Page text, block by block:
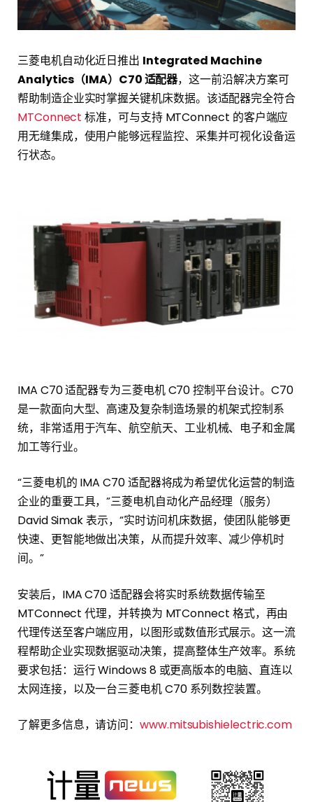
三菱电机自动化近日推出 Integrated Machine
Analytics（IMA）C70 适配器，这一前沿解决方案可
帮助制造企业实时掌握关键机床数据。该适配器完全符合
MTConnect 标准，可与支持 MTConnect 的客户端应
用无缝集成，使用户能够远程监控、采集并可视化设备运
行状态。
IMA C70 适配器专为三菱电机 C70 控制平台设计。C70
是一款面向大型、高速及复杂制造场景的机架式控制系
统，非常适用于汽车、航空航天、工业机械、电子和金属
加工等行业。
“三菱电机的 IMA C70 适配器将成为希望优化运营的制造
企业的重要工具，”三菱电机自动化产品经理（服务）
David Simak 表示，“实时访问机床数据，使团队能够更
快速、更智能地做出决策，从而提升效率、减少停机时
间。”
安装后，IMA C70 适配器会将实时系统数据传输至
MTConnect 代理，并转换为 MTConnect 格式，再由
代理传送至客户端应用，以图形或数值形式展示。这一流
程帮助企业实现数据驱动决策，提高整体生产效率。系统
要求包括：运行 Windows 8 或更高版本的电脑、直连以
太网连接，以及一台三菱电机 C70 系列数控装置。
了解更多信息，请访问：www.mitsubishielectric.com